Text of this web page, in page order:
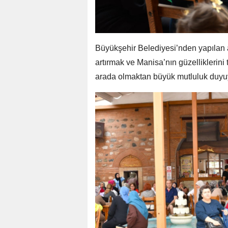
Büyükşehir Belediyesi’nden yapılan
artırmak ve Manisa’nın
arada olmaktan büyük mutluluk